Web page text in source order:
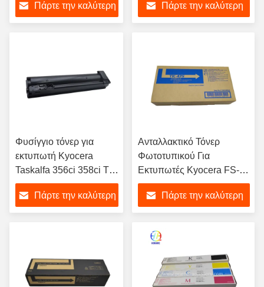
Πάρτε την καλύτερη
Πάρτε την καλύτερη
Φυσίγγιο τόνερ για
εκτυπωτή Kyocera
Taskalfa 356ci 358ci TK-
5205 CMYK
Πάρτε την καλύτερη
Ανταλλακτικό Τόνερ
Φωτοτυπικού Για
Εκτυπωτές Kyocera FS-
6025MFP FS-6030MFP
FS-6525MFP FS-
6530MFP TK-475
Πάρτε την καλύτερη